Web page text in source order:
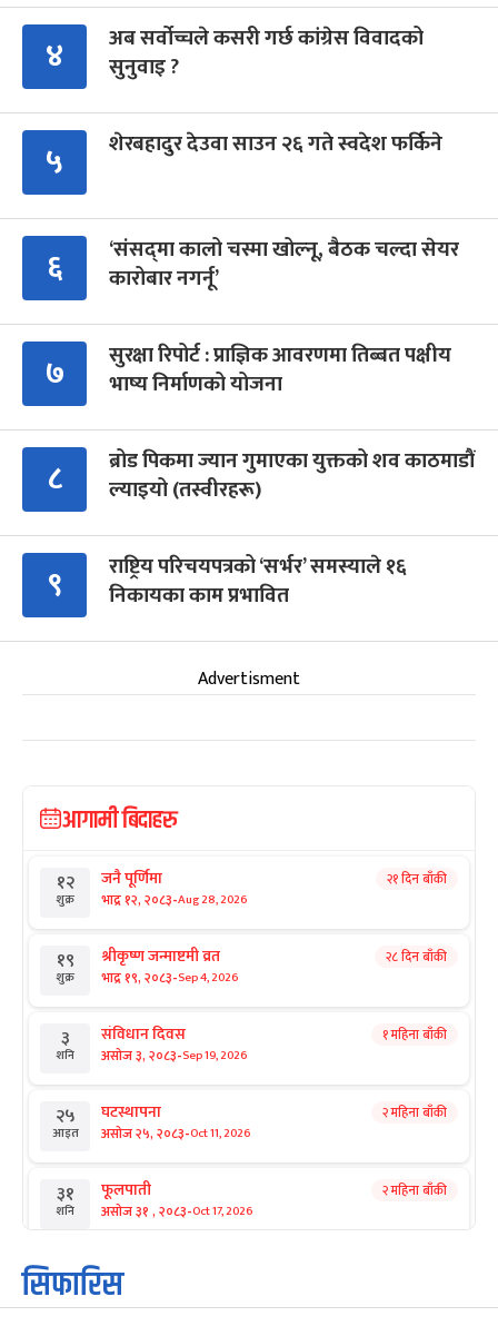
४
अब सर्वोच्चले कसरी गर्छ कांग्रेस विवादको
सुनुवाइ ?
५ शेरबहादुर देउवा साउन २६ गते स्वदेश फर्किने
६
‘संसद्‍मा कालो चस्मा खोल्नू, बैठक चल्दा सेयर
कारोबार नगर्नू’
७
सुरक्षा रिपोर्ट : प्राज्ञिक आवरणमा तिब्बत पक्षीय
भाष्य निर्माणको योजना
८
ब्रोड पिकमा ज्यान गुमाएका युक्तको शव काठमाडौं
ल्याइयो (तस्वीरहरू)
९
राष्ट्रिय परिचयपत्रको ‘सर्भर’ समस्याले १६
निकायका काम प्रभावित
Advertisment
आगामी बिदाहरु
१२
शुक्र
जनै पूर्णिमा
भाद्र १२, २०८३-Aug 28, 2026
२१ दिन बाँकी
१९
शुक्र
श्रीकृष्ण जन्माष्टमी व्रत
भाद्र १९, २०८३-Sep 4, 2026
२८ दिन बाँकी
३
शनि
संविधान दिवस
असोज ३, २०८३-Sep 19, 2026
१ महिना बाँकी
२५
आइत
घटस्थापना
असोज २५, २०८३-Oct 11, 2026
२ महिना बाँकी
३१
शनि
फूलपाती
असोज ३१ , २०८३-Oct 17, 2026
२ महिना बाँकी
१
आइत
कार्तिक सङ्क्रान्ति
कार्तिक १, २०८३
सिफारिस